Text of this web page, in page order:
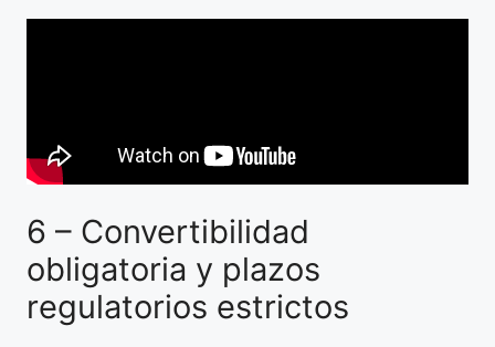
6 – Convertibilidad
obligatoria y plazos
regulatorios estrictos